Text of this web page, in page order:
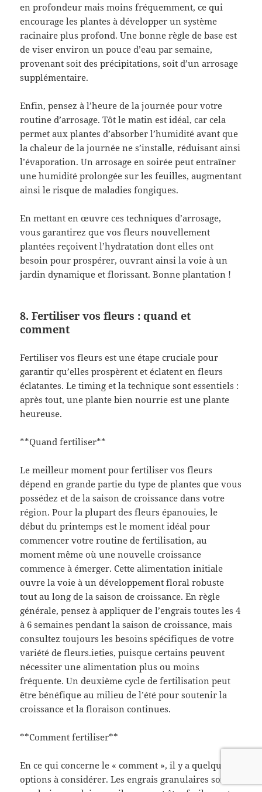
en profondeur mais moins fréquemment, ce qui
encourage les plantes à développer un système
racinaire plus profond. Une bonne règle de base est
de viser environ un pouce d’eau par semaine,
provenant soit des précipitations, soit d’un arrosage
supplémentaire.
Enfin, pensez à l’heure de la journée pour votre
routine d’arrosage. Tôt le matin est idéal, car cela
permet aux plantes d’absorber l’humidité avant que
la chaleur de la journée ne s’installe, réduisant ainsi
l’évaporation. Un arrosage en soirée peut entraîner
une humidité prolongée sur les feuilles, augmentant
ainsi le risque de maladies fongiques.
En mettant en œuvre ces techniques d’arrosage,
vous garantirez que vos fleurs nouvellement
plantées reçoivent l’hydratation dont elles ont
besoin pour prospérer, ouvrant ainsi la voie à un
jardin dynamique et florissant. Bonne plantation !
8. Fertiliser vos fleurs : quand et
comment
Fertiliser vos fleurs est une étape cruciale pour
garantir qu’elles prospèrent et éclatent en fleurs
éclatantes. Le timing et la technique sont essentiels :
après tout, une plante bien nourrie est une plante
heureuse.
**Quand fertiliser**
Le meilleur moment pour fertiliser vos fleurs
dépend en grande partie du type de plantes que vous
possédez et de la saison de croissance dans votre
région. Pour la plupart des fleurs épanouies, le
début du printemps est le moment idéal pour
commencer votre routine de fertilisation, au
moment même où une nouvelle croissance
commence à émerger. Cette alimentation initiale
ouvre la voie à un développement floral robuste
tout au long de la saison de croissance. En règle
générale, pensez à appliquer de l’engrais toutes les 4
à 6 semaines pendant la saison de croissance, mais
consultez toujours les besoins spécifiques de votre
variété de fleurs.ieties, puisque certains peuvent
nécessiter une alimentation plus ou moins
fréquente. Un deuxième cycle de fertilisation peut
être bénéfique au milieu de l’été pour soutenir la
croissance et la floraison continues.
**Comment fertiliser**
En ce qui concerne le « comment », il y a quelques
options à considérer. Les engrais granulaires sont